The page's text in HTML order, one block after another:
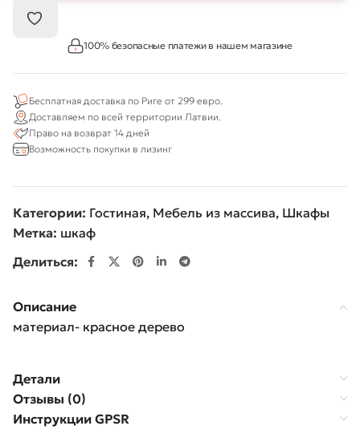
100% безопасные платежи в нашем магазине
Бесплатная доставка по Риге от 299 евро.
Доставляем по всей территории Латвии.
Право на возврат 14 дней
Возможность покупки в лизинг
Категории: Гостиная, Мебель из массива, Шкафы
Метка: шкаф
Делиться:
Описание
материал- красное дерево
Детали
Отзывы (0)
Инструкции GPSR